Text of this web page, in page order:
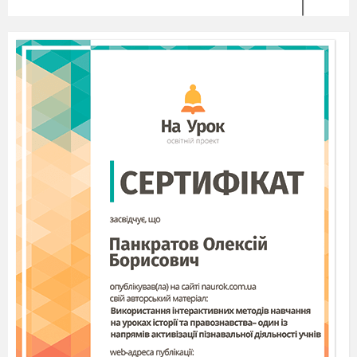
І що тепер вона уже одна?
А може, ти вдовиний погляд бачив,
Тої вдови, що на руці дитя,
ще недавно тато сина няньчив,
Сьогодні ж - сирота оце маля?
Я хочу, щоб
ві сні до тебе не приходила
Ота проклята усіма війна,
Яку ще в сорок п'ятім загасила
Чарівна, бажана і прошена весна.
Виступ учнів
Виходить дівчина із запаленою лампадкою
Яскравим світлом віра нам палала
І десять заповідей в душі нам дала,